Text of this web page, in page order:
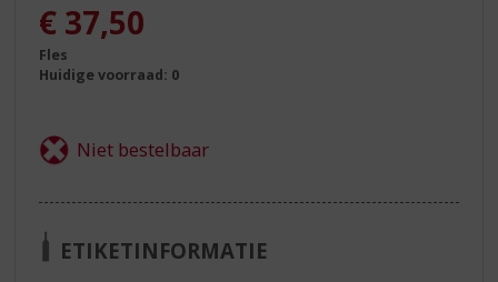
€ 37,50
Fles
Huidige voorraad: 0
ETIKETINFORMATIE